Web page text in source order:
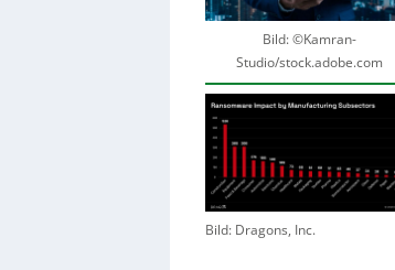
Bild: ©Kamran-
Studio/stock.adobe.com
Bild: Dragons, Inc.